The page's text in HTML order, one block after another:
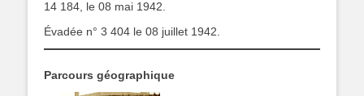
14 184, le 08 mai 1942.
Évadée n° 3 404 le 08 juillet 1942.
Parcours géographique